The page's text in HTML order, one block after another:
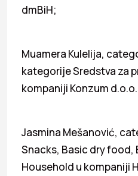
dmBiH;
Muamera Kulelija,
kategorije Sredstva za
kompaniji Konzum
Jasmina Mešanović,
Snacks, Basic dry food,
Household u kompaniji